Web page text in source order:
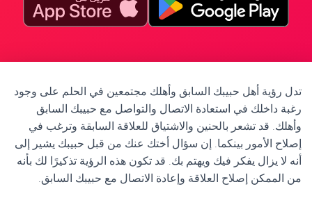
تدل رؤية أهل حبيبك السابق وأهلك مجتمعين في الحلم على وجود
رغبة داخلك في استعادة الاتصال والتواصل مع حبيبك السابق
وأهلك. قد تشعر بالحنين والاشتياق للعلاقة السابقة وترغب في
إصلاح الأمور بينكما. إن سؤال أختك عنك من قبل حبيبك يشير إلى
أنه لا يزال يفكر فيك ويهتم بك. قد تكون هذه الرؤية تذكيرًا لك بأنه
من الممكن إصلاح العلاقة وإعادة الاتصال مع حبيبك السابق.